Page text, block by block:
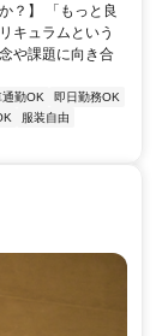
？】 「もっと良
キュラムという
や課題に向き合
通勤OK
即日勤務OK
服装自由